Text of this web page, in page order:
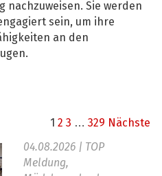
nachzuweisen. Sie werden
sein, um ihre
an den
1 2 3 … 329 Nächste
04.08.2026 | TOP
Meldung,